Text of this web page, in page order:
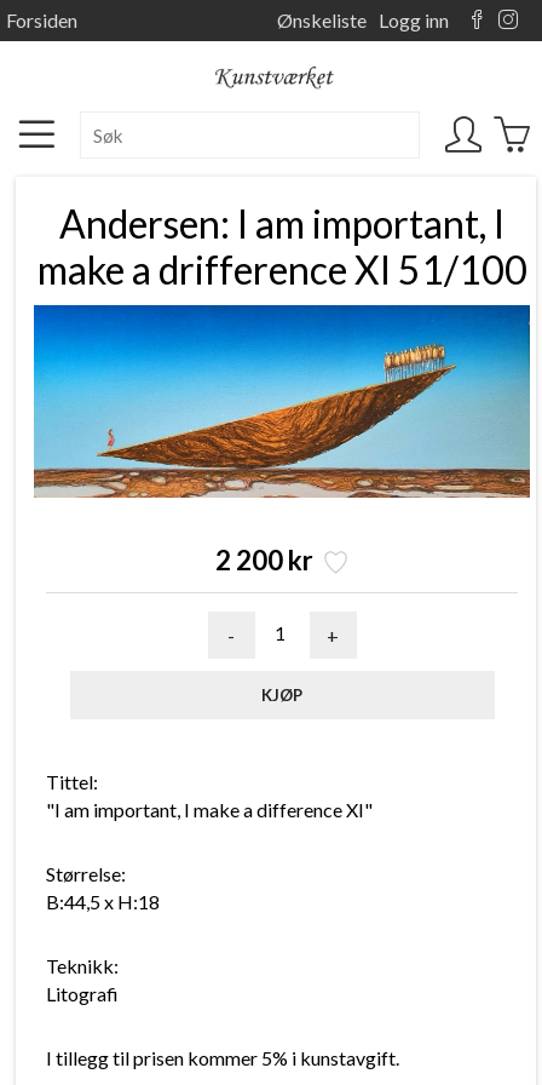
Forsiden Ønskeliste Logg inn
Andersen: I am important, I
make a drifference XI 51/100
2 200 kr
- +
Tittel:
"I am important, I make a difference XI"
Størrelse:
B:44,5 x H:18
Teknikk:
Litografi
I tillegg til prisen kommer 5% i kunstavgift.